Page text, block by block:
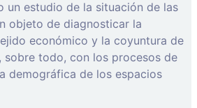
un estudio de la situación de las
objeto de diagnosticar la
económico y la coyuntura de
sobre todo, con los procesos de
demográfica de los espacios